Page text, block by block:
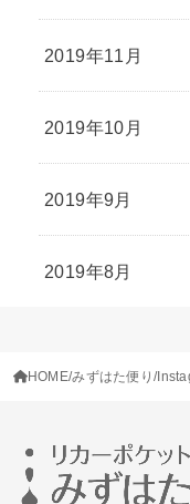
2019年11月
2019年10月
2019年9月
2019年8月
HOME みずはた便り